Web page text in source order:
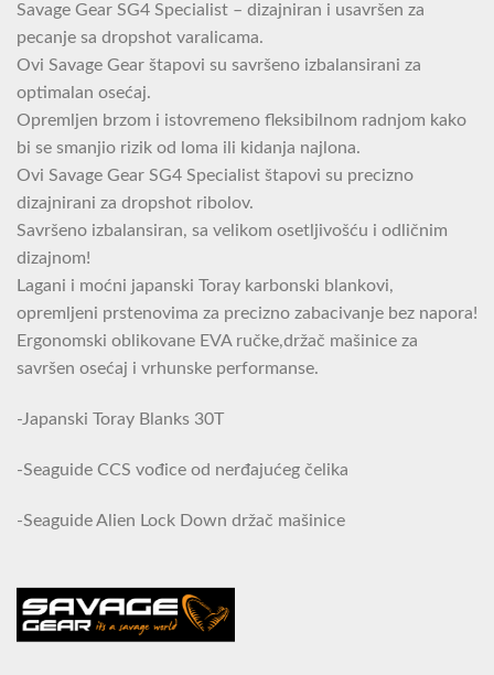
Savage Gear SG4 Specialist – dizajniran i usavršen za
pecanje sa dropshot varalicama.
Ovi Savage Gear štapovi su savršeno izbalansirani za
optimalan osećaj.
Opremljen brzom i istovremeno fleksibilnom radnjom kako
bi se smanjio rizik od loma ili kidanja najlona.
Ovi Savage Gear SG4 Specialist štapovi su precizno
dizajnirani za dropshot ribolov.
Savršeno izbalansiran, sa velikom osetljivošću i odličnim
dizajnom!
Lagani i moćni japanski Toray karbonski blankovi,
opremljeni prstenovima za precizno zabacivanje bez napora!
Ergonomski oblikovane EVA ručke,držač mašinice za
savršen osećaj i vrhunske performanse.
-Japanski Toray Blanks 30T
-Seaguide CCS vođice od nerđajućeg čelika
-Seaguide Alien Lock Down držač mašinice